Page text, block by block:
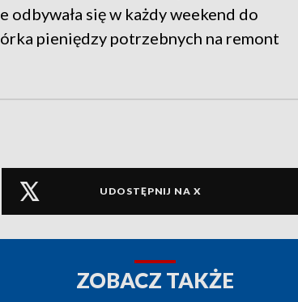
się w każdy weekend do
pieniędzy potrzebnych na remont
UDOSTĘPNIJ NA X
ZOBACZ TAKŻE